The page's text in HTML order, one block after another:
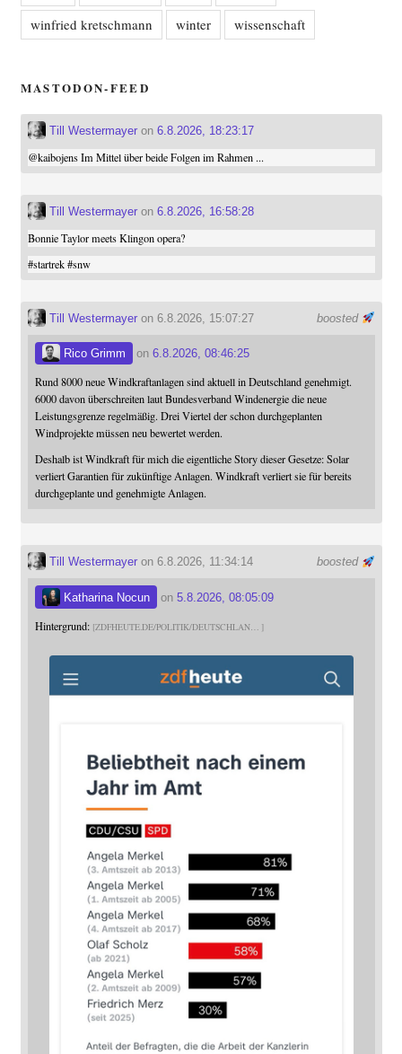
winfried kretschmann winter wissenschaft
MASTODON-FEED
Till Westermayeron 6.8.2026, 18:23:17
@kaibojensIm Mittel über beide Folgen im Rahmen ...
Till Westermayeron 6.8.2026, 16:58:28
Bonnie Taylor meets Klingon opera?
#startrek #snw
boosted
Till Westermayeron 6.8.2026, 15:07:27
Rico Grimm on 6.8.2026, 08:46:25
Rund 8000 neue Windkraftanlagen sind aktuell in Deutschland genehmigt.
6000 davon überschreiten laut Bundesverband Windenergie die neue
Leistungsgrenze regelmäßig. Drei Viertel der schon durchgeplanten
Windprojekte müssen neu bewertet werden.
Deshalb ist Windkraft für mich die eigentliche Story dieser Gesetze: Solar
verliert Garantien für zukünftige Anlagen. Windkraft verliert sie für bereits
durchgeplante und genehmigte Anlagen.
boosted
Till Westermayeron 6.8.2026, 11:34:14
Katharina Nocun on 5.8.2026, 08:05:09
Hintergrund: ZDFHEUTE.DE/POLITIK/DEUTSCHLAN